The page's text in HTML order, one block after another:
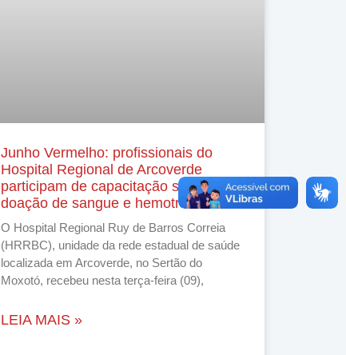
Junho Vermelho: profissionais do
Hospital Regional de Arcoverde
participam de capacitação sobre
doação de sangue e hemotransfusão
O Hospital Regional Ruy de Barros Correia
(HRRBC), unidade da rede estadual de saúde
localizada em Arcoverde, no Sertão do
Moxotó, recebeu nesta terça-feira (09),
LEIA MAIS »